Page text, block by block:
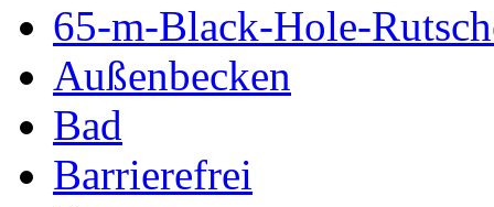
65-m-Black-Hole-
Außenbecken
Bad
Barrierefrei